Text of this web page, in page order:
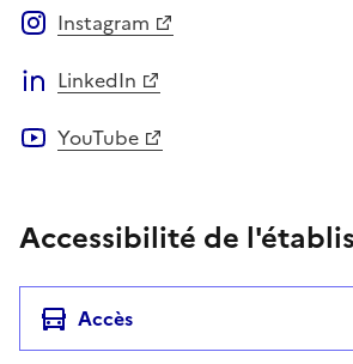
Instagram
LinkedIn
YouTube
Accessibilité de
Accès